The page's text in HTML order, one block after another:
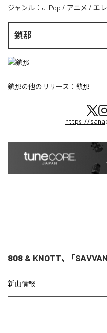
ジャンル： J-Pop / アニメ / エ
鎖那
鎖那の他のリリース： 鎖那
https://
808 & KNOTT、「
新曲情報